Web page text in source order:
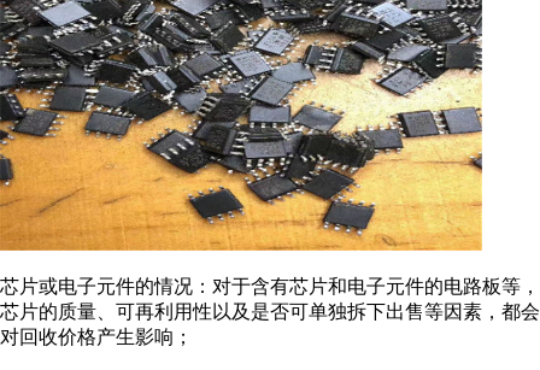
芯片或电子元件的情况：对于含有芯片和电子元件的电路板等，
芯片的质量、可再利用性以及是否可单独拆下出售等因素，都会
对回收价格产生影响；